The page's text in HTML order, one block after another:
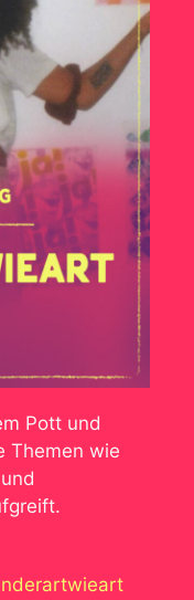
Pott und
Themen wie